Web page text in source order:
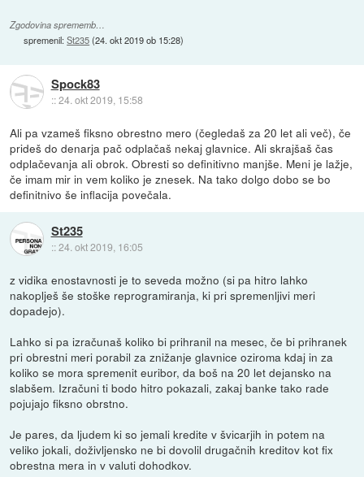
Zgodovina sprememb…
spremenil:St235(24. okt 2019 ob 15:28)
Spock83
::24. okt 2019, 15:58
Ali pa vzameš fiksno obrestno mero (čegledaš za 20 let ali več), če
prideš do denarja pač odplačaš nekaj glavnice. Ali skrajšaš čas
odplačevanja ali obrok. Obresti so definitivno manjše. Meni je lažje,
če imam mir in vem koliko je znesek. Na tako dolgo dobo se bo
definitnivo še inflacija povečala.
St235
::24. okt 2019, 16:05
z vidika enostavnosti je to seveda možno (si pa hitro lahko
nakoplješ še stoške reprogramiranja, ki pri spremenljivi meri
dopadejo).
Lahko si pa izračunaš koliko bi prihranil na mesec, če bi prihranek
pri obrestni meri porabil za znižanje glavnice oziroma kdaj in za
koliko se mora spremenit euribor, da boš na 20 let dejansko na
slabšem. Izračuni ti bodo hitro pokazali, zakaj banke tako rade
pojujajo fiksno obrstno.
Je pares, da ljudem ki so jemali kredite v švicarjih in potem na
veliko jokali, doživljensko ne bi dovolil drugačnih kreditov kot fix
obrestna mera in v valuti dohodkov.